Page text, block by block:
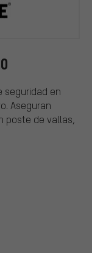
seguridad en
Aseguran
poste de vallas,